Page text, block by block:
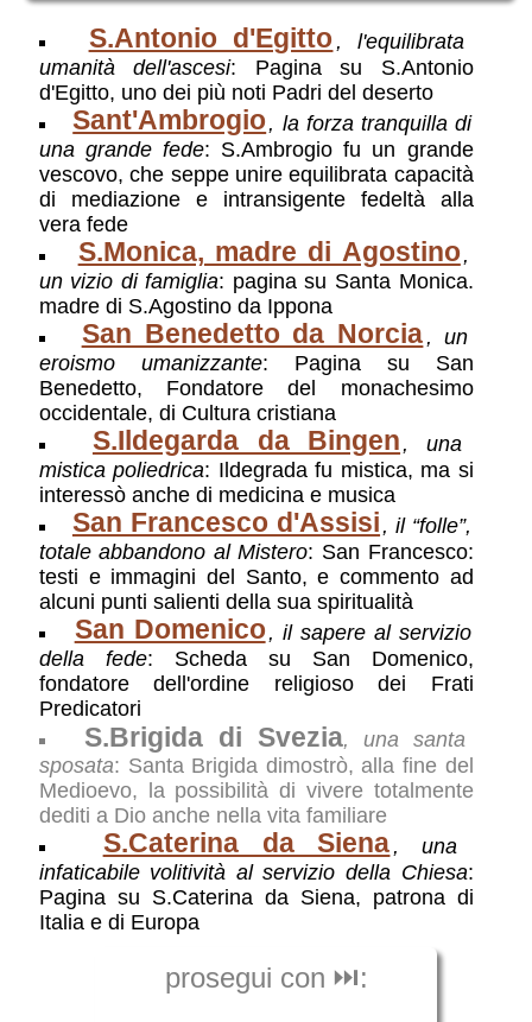
S.Antonio d'Egitto , l'equilibrata
umanità dell'ascesi: Pagina su S.Antonio
d'Egitto, uno dei più noti Padri del deserto
Sant'Ambrogio, la forza tranquilla di
una grande fede: S.Ambrogio fu un grande
vescovo, che seppe unire equilibrata capacità
di mediazione e intransigente fedeltà alla
vera fede
S.Monica, madre di Agostino,
un vizio di famiglia: pagina su Santa Monica.
madre di S.Agostino da Ippona
San Benedetto da Norcia , un
eroismo umanizzante: Pagina su San
Benedetto, Fondatore del monachesimo
occidentale, di Cultura cristiana
S.Ildegarda da Bingen , una
mistica poliedrica: Ildegrada fu mistica, ma si
interessò anche di medicina e musica
San Francesco d'Assisi , il “folle”,
totale abbandono al Mistero: San Francesco:
testi e immagini del Santo, e commento ad
alcuni punti salienti della sua spiritualità
San Domenico, il sapere al servizio
della fede: Scheda su San Domenico,
fondatore dell'ordine religioso dei Frati
Predicatori
S.Brigida di Svezia, una santa
sposata: Santa Brigida dimostrò, alla fine del
Medioevo, la possibilità di vivere totalmente
dediti a Dio anche nella vita familiare
S.Caterina da Siena , una
infaticabile volitività al servizio della Chiesa:
Pagina su S.Caterina da Siena, patrona di
Italia e di Europa
prosegui con ⏭️: